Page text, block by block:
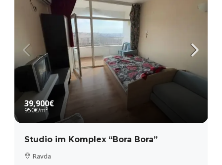
39,900€
950€/m²
Studio im Komplex “Bora Bora”
Ravda